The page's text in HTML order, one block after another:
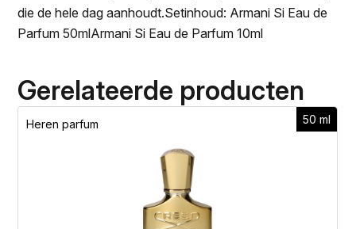
die de hele dag aanhoudt.Setinhoud: Armani Si Eau de
Parfum 50mlArmani Si Eau de Parfum 10ml
Gerelateerde producten
50 ml
Heren parfum